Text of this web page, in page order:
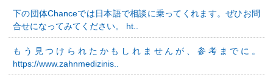
下の団体Chanceでは日本語で相談に乗ってくれます。ぜひお問
合せになってみてください。 ht..
もう見つけられたかもしれませんが、参考までに。
https://www.zahnmedizinis..